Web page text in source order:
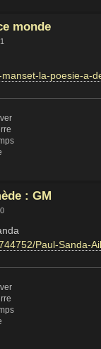
monde
la-poesie-a-
: GM
Paul-Sanda-